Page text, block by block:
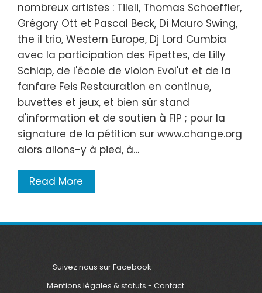
nombreux artistes : Tileli, Thomas Schoeffler,
Grégory Ott et Pascal Beck, Di Mauro Swing,
the il trio, Western Europe, Dj Lord Cumbia
avec la participation des Fipettes, de Lilly
Schlap, de l'école de violon Evol'ut et de la
fanfare Feis Restauration en continue,
buvettes et jeux, et bien sûr stand
d'information et de soutien à FIP ; pour la
signature de la pétition sur www.change.org
alors allons-y à pied, à…
Read More
Suivez nous sur Facebook
Mentions légales & statuts - Contact